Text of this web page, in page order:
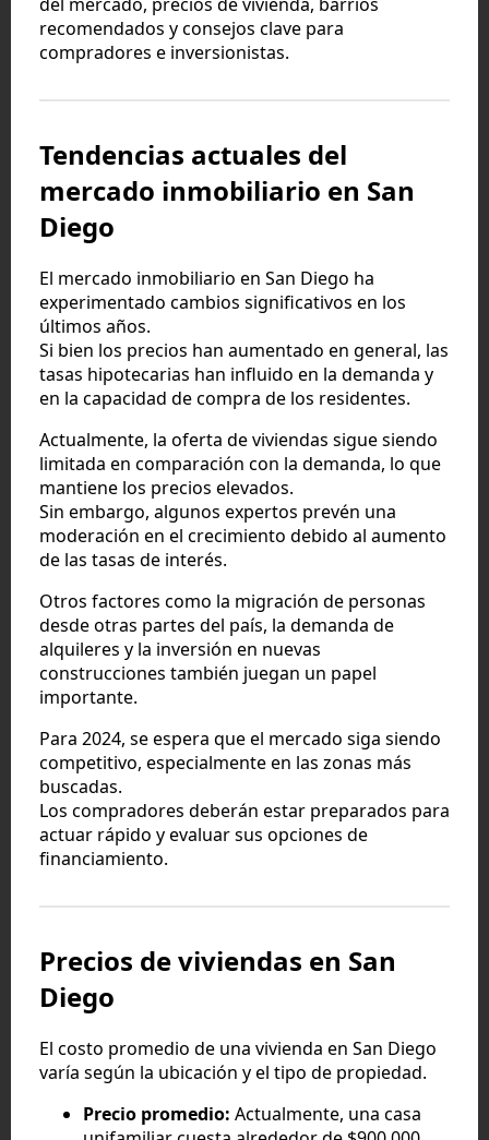
recomendados y consejos clave para
compradores e inversionistas.
Tendencias actuales del
mercado inmobiliario en San
Diego
El mercado inmobiliario en San Diego ha
experimentado cambios significativos en los
últimos años.
Si bien los precios han aumentado en general, las
tasas hipotecarias han influido en la demanda y
en la capacidad de compra de los residentes.
Actualmente, la oferta de viviendas sigue siendo
limitada en comparación con la demanda, lo que
mantiene los precios elevados.
Sin embargo, algunos expertos prevén una
moderación en el crecimiento debido al aumento
de las tasas de interés.
Otros factores como la migración de personas
desde otras partes del país, la demanda de
alquileres y la inversión en nuevas
construcciones también juegan un papel
importante.
Para 2024, se espera que el mercado siga siendo
competitivo, especialmente en las zonas más
buscadas.
Los compradores deberán estar preparados para
actuar rápido y evaluar sus opciones de
financiamiento.
Precios de viviendas en San
Diego
El costo promedio de una vivienda en San Diego
varía según la ubicación y el tipo de propiedad.
Precio promedio: Actualmente, una casa